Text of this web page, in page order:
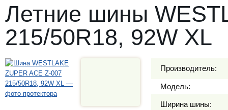
Летние шины
215/50R18, 92W XL
Производитель:
Модель:
Ширина шины: